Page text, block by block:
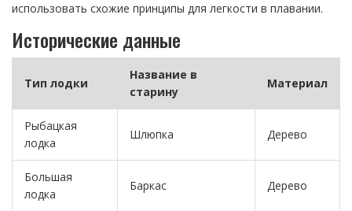
использовать схожие принципы для легкости в плавании.
Исторические данные
Тип лодки
Название в
старину
Материал
Рыбацкая
лодка
Шлюпка Дерево
Большая
лодка
Баркас Дерево